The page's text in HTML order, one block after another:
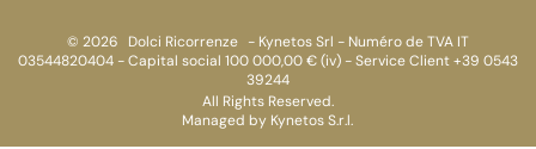
© 2026 Dolci Ricorrenze - Kynetos Srl - Numéro de TVA IT
03544820404 - Capital social 100 000,00 € (iv) - Service Client +39 0543
39244
All Rights Reserved.
Managed by Kynetos S.r.l.